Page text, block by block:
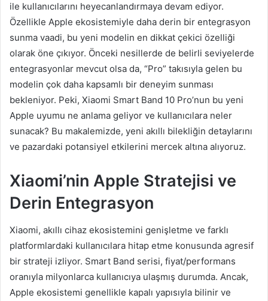
ile kullanıcılarını heyecanlandırmaya devam ediyor.
Özellikle Apple ekosistemiyle daha derin bir entegrasyon
sunma vaadi, bu yeni modelin en dikkat çekici özelliği
olarak öne çıkıyor. Önceki nesillerde de belirli seviyelerde
entegrasyonlar mevcut olsa da, “Pro” takısıyla gelen bu
modelin çok daha kapsamlı bir deneyim sunması
bekleniyor. Peki, Xiaomi Smart Band 10 Pro’nun bu yeni
Apple uyumu ne anlama geliyor ve kullanıcılara neler
sunacak? Bu makalemizde, yeni akıllı bilekliğin detaylarını
ve pazardaki potansiyel etkilerini mercek altına alıyoruz.
Xiaomi’nin Apple Stratejisi ve
Derin Entegrasyon
Xiaomi, akıllı cihaz ekosistemini genişletme ve farklı
platformlardaki kullanıcılara hitap etme konusunda agresif
bir strateji izliyor. Smart Band serisi, fiyat/performans
oranıyla milyonlarca kullanıcıya ulaşmış durumda. Ancak,
Apple ekosistemi genellikle kapalı yapısıyla bilinir ve